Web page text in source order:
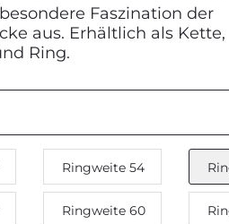
Faszination der
aus. Erhältlich als Kette,
Ring.
Ringweite 54
Ringweite 60